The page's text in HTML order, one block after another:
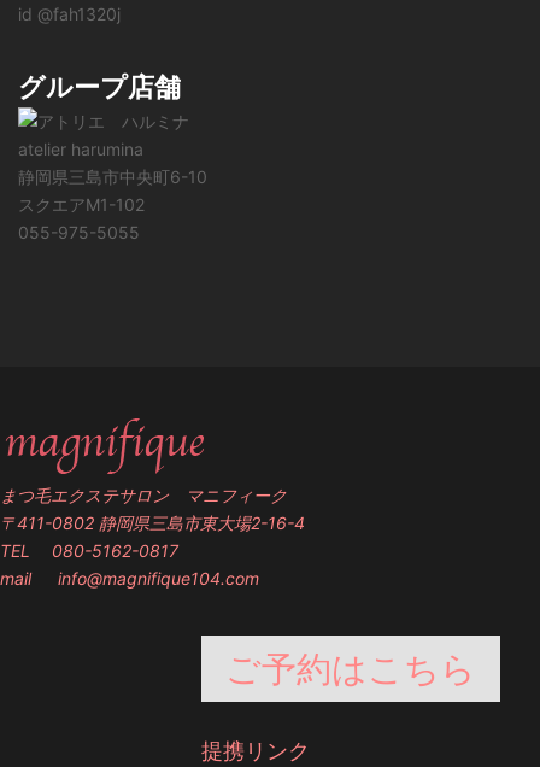
id @fah1320j
グループ店舗
atelier harumina
静岡県三島市中央町6-10
スクエアM1-102
055-975-5055
まつ毛エクステサロン マニフィーク
〒411-0802 静岡県三島市東大場2-16-4
TEL 080-5162-0817
mail info@magnifique104.com
ご予約はこちら
提携リンク